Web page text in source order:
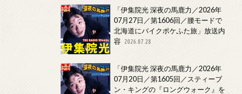
「伊集院光 深夜の馬鹿力／2026年
07月27日／第1606回／腰モードで
北海道にバイクポケふた旅」放送内
容
2026.07.28
「伊集院光 深夜の馬鹿力／2026年
07月20日／第1605回／スティーブ
ン・キングの『ロングウォーク』を